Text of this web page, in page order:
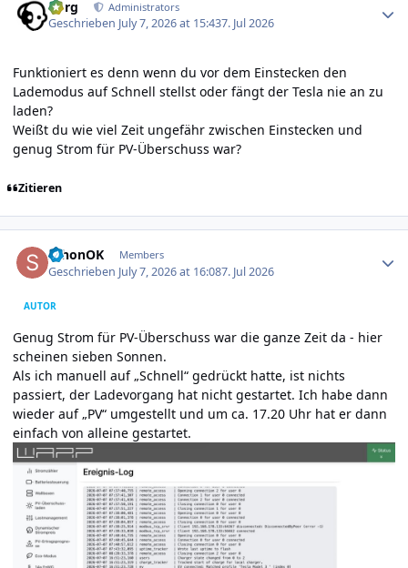
borg Administrators
Geschrieben July 7, 2026 at 15:437. Jul 2026
Funktioniert es denn wenn du vor dem Einstecken den
Lademodus auf Schnell stellst oder fängt der Tesla nie an zu
laden?
Weißt du wie viel Zeit ungefähr zwischen Einstecken und
genug Strom für PV-Überschuss war?
Zitieren
schonOK Members
Geschrieben July 7, 2026 at 16:087. Jul 2026
AUTOR
Genug Strom für PV-Überschuss war die ganze Zeit da - hier
scheinen sieben Sonnen.
Als ich manuell auf „Schnell“ gedrückt hatte, ist nichts
passiert, der Ladevorgang hat nicht gestartet. Ich habe dann
wieder auf „PV“ umgestellt und um ca. 17.20 Uhr hat er dann
einfach von alleine gestartet.